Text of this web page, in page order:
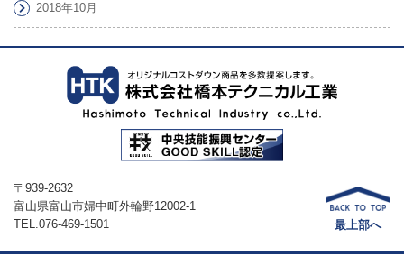
2018年10月
〒939-2632
富山県富山市婦中町外輪野12002-1
TEL.076-469-1501
最上部へ